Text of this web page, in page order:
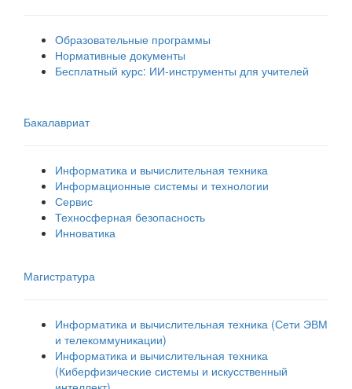
Образовательные программы
Нормативные документы
Бесплатный курс: ИИ‑инструменты для учителей
Бакалавриат
Информатика и вычислительная техника
Информационные системы и технологии
Сервис
Техносферная безопасность
Инноватика
Магистратура
Информатика и вычислительная техника (Сети ЭВМ
и телекоммуникации)
Информатика и вычислительная техника
(Киберфизические системы и искусственный